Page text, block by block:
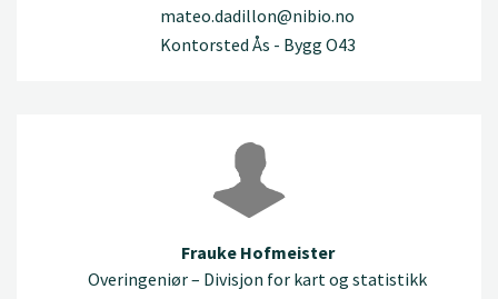
mateo.dadillon@nibio.no
Kontorsted Ås - Bygg O43
Frauke Hofmeister
Overingeniør – Divisjon for kart og statistikk